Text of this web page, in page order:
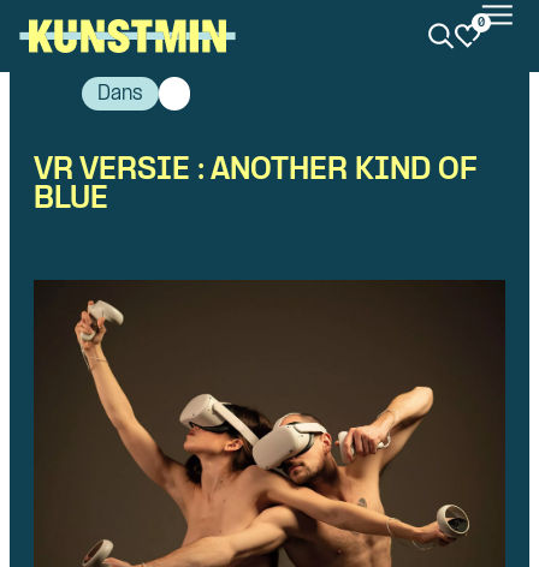
Skip navigatie
0
Dans
VR VERSIE : ANOTHER KIND OF
BLUE